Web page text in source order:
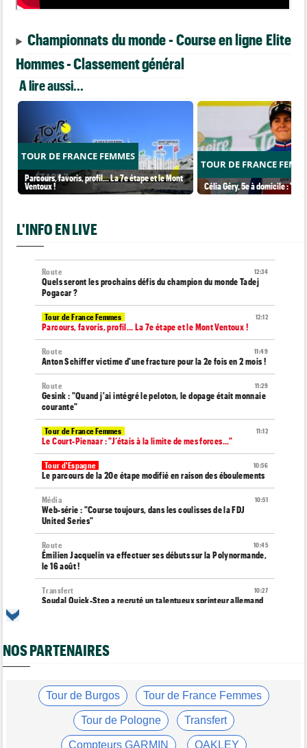
Championnats du monde - Course en ligne Elite
Hommes - Classement général
A lire aussi...
TOUR DE FRANCE FEMMES
Parcours, favoris, profil… La 7e étape et le Mont
Ventoux !
TOUR DE FRANCE
Célia Géry, 5e à domicile :
L'INFO EN LIVE
12:34
Route
Quels seront les prochains défis du champion du monde Tadej
Pogacar ?
12:12
Tour de France Femmes
Parcours, favoris, profil… La 7e étape et le Mont Ventoux !
11:49
Route
Anton Schiffer victime d'une fracture pour la 2e fois en 2 mois !
11:29
Route
Gesink : "Quand j'ai intégré le peloton, le dopage était monnaie
courante"
11:12
Tour de France Femmes
Le Court-Pienaar : "J’étais à la limite de mes forces..."
10:56
Tour d'Espagne
Le parcours de la 20e étape modifié en raison des éboulements
10:51
Média
Web-série : "Course toujours, dans les coulisses de la FDJ
United Series"
10:45
Route
Émilien Jacquelin va effectuer ses débuts sur la Polynormande,
le 16 août !
10:27
Transfert
Soudal Quick-Step a recruté un talentueux sprinteur allemand
Célia Géry, 5e à domicile : "J'ai tout donné..."
jusqu'en 2031
Tour de France Femmes
Cédrine Kerbaol : "Terminer deuxième, c'est un peu amer"
NOS PARTENAIRES
Tour de Burgos Tour de France Femmes
Tour de Pologne Transfert
Compteurs GARMIN OAKLEY